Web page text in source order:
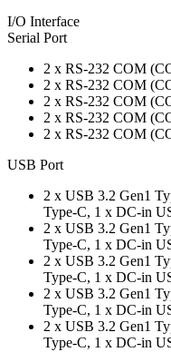
I/O Interface
Serial Port
2 x RS-232 COM
2 x RS-232 COM
2 x RS-232 COM
2 x RS-232 COM
2 x RS-232 COM
USB Port
2 x USB 3.2 Gen1
Type-C, 1 x DC-in
2 x USB 3.2 Gen1
Type-C, 1 x DC-in
2 x USB 3.2 Gen1
Type-C, 1 x DC-in
2 x USB 3.2 Gen1
Type-C, 1 x DC-in
2 x USB 3.2 Gen1
Type-C, 1 x DC-in